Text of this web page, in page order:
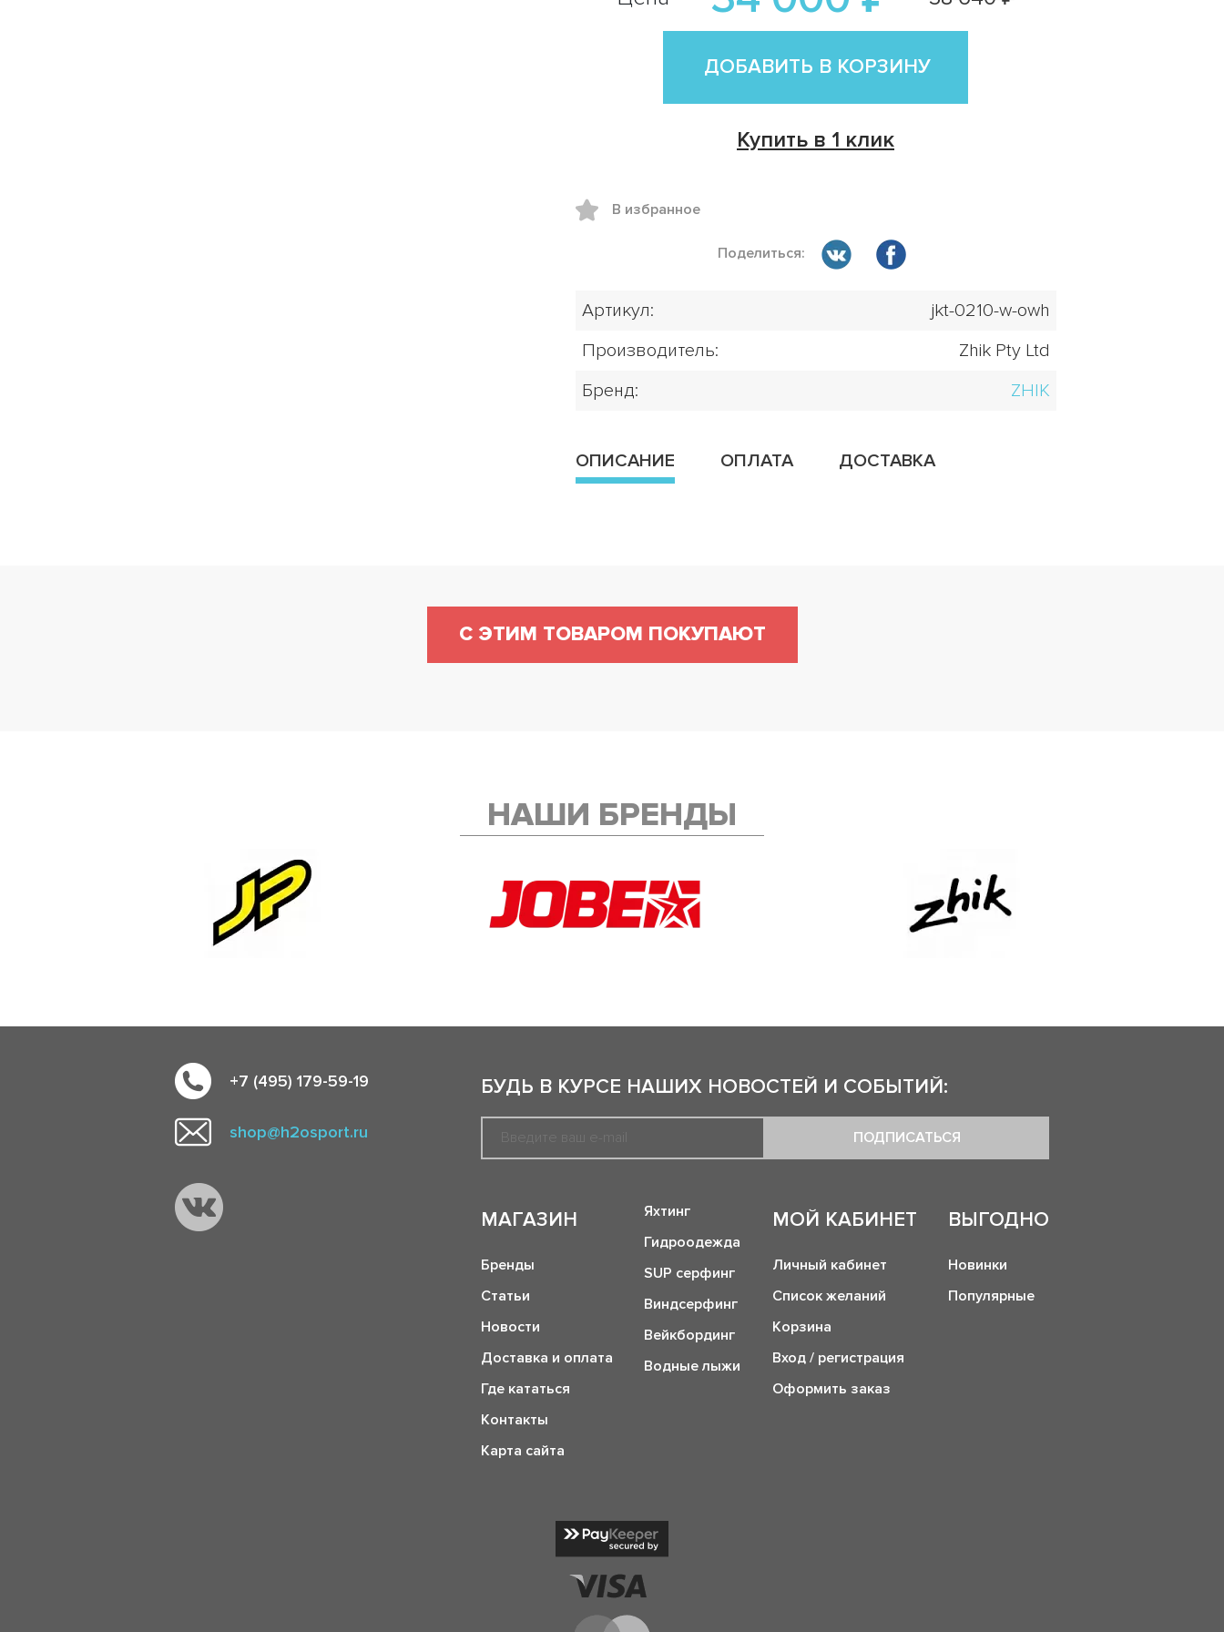
ДОБАВИТЬ В КОРЗИНУ
Купить в 1 клик
В избранное
Поделиться:
Артикул:
jkt-0210-w-owh
Производитель:
Zhik Pty Ltd
Бренд:
ZHIK
ОПИСАНИЕ ОПЛАТА ДОСТАВКА
С ЭТИМ ТОВАРОМ ПОКУПАЮТ
НАШИ БРЕНДЫ
+7 (495) 179-59-19
shop@h2osport.ru
БУДЬ В КУРСЕ НАШИХ НОВОСТЕЙ И СОБЫТИЙ:
ПОДПИСАТЬСЯ
МАГАЗИН
Бренды
Статьи
Новости
Доставка и оплата
Где кататься
Контакты
Карта сайта
Яхтинг
Гидроодежда
SUP серфинг
Виндсерфинг
Вейкбординг
Водные лыжи
МОЙ КАБИНЕТ
Личный кабинет
Список желаний
Корзина
Вход / регистрация
Оформить заказ
ВЫГОДНО
Новинки
Популярные